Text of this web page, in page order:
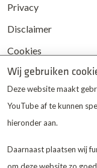
Privacy
Disclaimer
Cookies
JOP | medewerkers
Wij gebruiken
Deze website maakt
YouTube af te kunnen
hieronder aan.
Daarnaast plaatsen wij